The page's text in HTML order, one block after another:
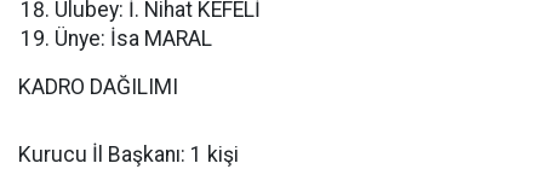
Ulubey: İ. Nihat KEFELİ
Ünye: İsa MARAL
KADRO DAĞILIMI
Kurucu İl Başkanı: 1 kişi